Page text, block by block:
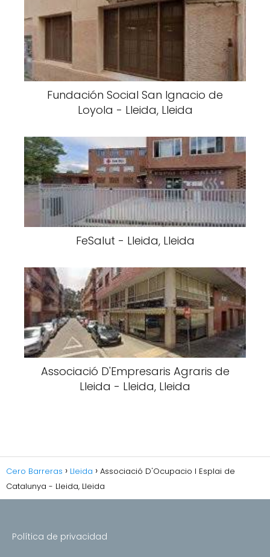
Fundación Social San Ignacio de
Loyola - Lleida, Lleida
FeSalut - Lleida, Lleida
Associació D'Empresaris Agraris de
Lleida - Lleida, Lleida
Cero Barreras Lleida
Associació D'Ocupacio I Esplai de
Catalunya - Lleida, Lleida
Política de privacidad